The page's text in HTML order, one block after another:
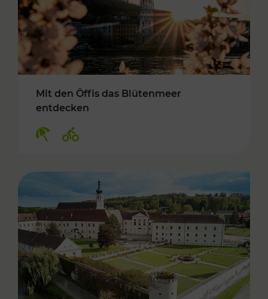
Mit den Öffis das Blütenmeer
entdecken